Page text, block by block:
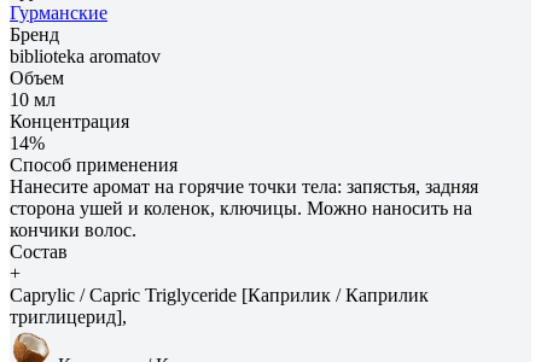
Гурманские
Бренд
biblioteka aromatov
Объем
10 мл
Концентрация
14%
Способ применения
Нанесите аромат на горячие точки тела: запястья, задняя
сторона ушей и коленок, ключицы. Можно наносить на
кончики волос.
Состав
+
Caprylic / Capric Triglyceride [Каприлик / Каприлик
триглицерид],